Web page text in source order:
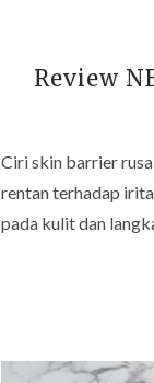
Review
Ciri skin barrier
rentan terhadap
pada kulit dan